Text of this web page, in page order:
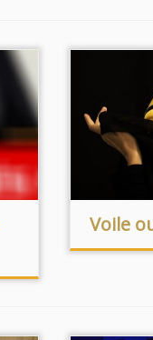
Voile